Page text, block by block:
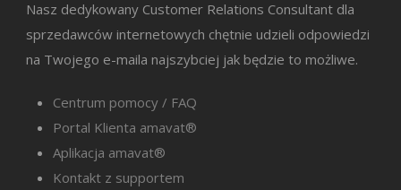
Nasz dedykowany Customer Relations Consultant dla
sprzedawców internetowych chętnie udzieli odpowiedzi
na Twojego e-maila najszybciej jak będzie to możliwe.
Centrum pomocy / FAQ
Portal Klienta amavat®
Aplikacja amavat®
Kontakt z supportem